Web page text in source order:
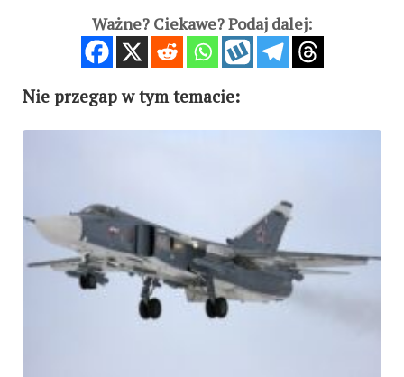
Ważne? Ciekawe? Podaj dalej:
Nie przegap w tym temacie: